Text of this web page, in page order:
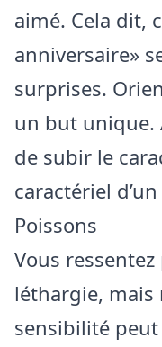
aimé. Cela dit,
anniversaire»
surprises.
un but unique.
de subir le
caractériel
Poissons
Vous
léthargie, mais
sensibilité